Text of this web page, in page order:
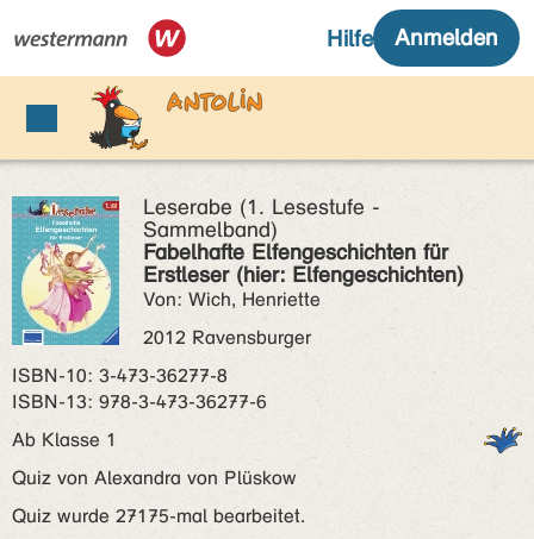
Leserabe (1. Lesestufe -
Sammelband)
Fabelhafte Elfengeschichten für
Erstleser (hier: Elfengeschichten)
Von: Wich, Henriette
2012 Ravensburger
ISBN‑10: 3-473-36277-8
ISBN‑13: 978-3-473-36277-6
Ab Klasse 1
Quiz von Alexandra von Plüskow
Quiz wurde 27175-mal bearbeitet.